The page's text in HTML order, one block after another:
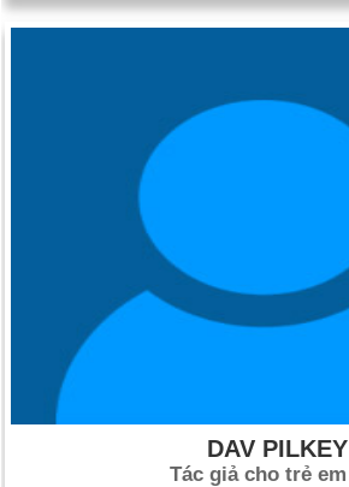
DAV PILKEY
Tác giả cho trẻ em